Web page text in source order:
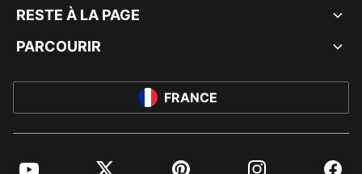
RESTE À LA PAGE
PARCOURIR
FRANCE